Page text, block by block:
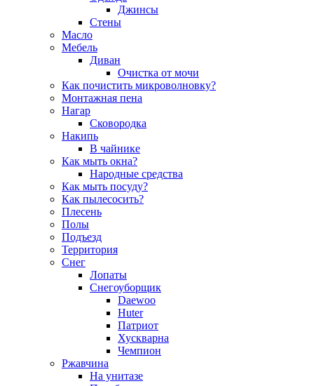
Джинсы
Стены
Масло
Мебель
Диван
Очистка от мочи
Как почистить микроволновку?
Монтажная пена
Нагар
Сковородка
Накипь
В чайнике
Как мыть окна?
Народные средства
Как мыть посуду?
Как пылесосить?
Плесень
Полы
Подъезд
Территория
Снег
Лопаты
Снегоуборщик
Daewoo
Huter
Патриот
Хускварна
Чемпион
Ржавчина
На унитазе